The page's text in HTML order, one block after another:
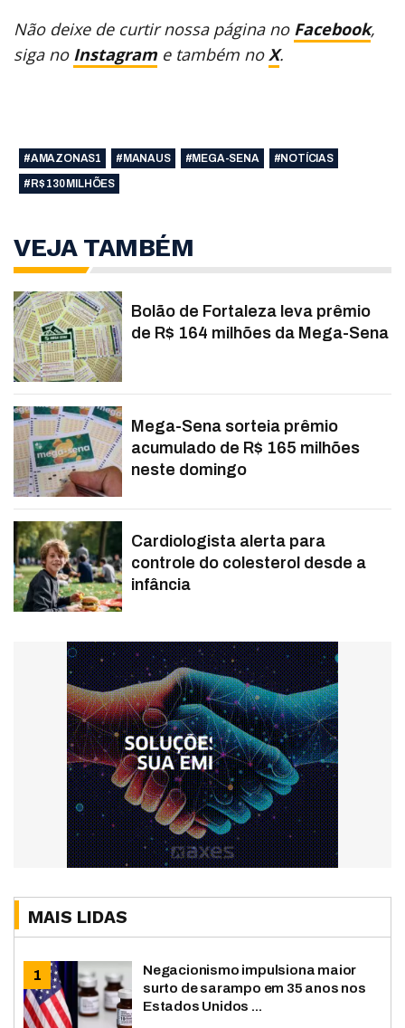
Não deixe de curtir nossa página no Facebook,
siga no Instagram e também noX.
#AMAZONAS1 #MANAUS #MEGA-SENA
#NOTÍCIAS
#R$ 130 MILHÕES
VEJA TAMBÉM
Bolão de Fortaleza leva prêmio
de R$ 164 milhões da Mega-Sena
Mega-Sena sorteia prêmio
acumulado de R$ 165 milhões
neste domingo
Cardiologista alerta para
controle do colesterol desde a
infância
MAIS LIDAS
Negacionismo impulsiona maior
surto de sarampo em 35 anos nos
Estados Unidos ...